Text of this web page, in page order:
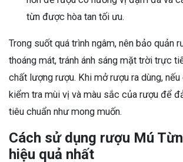
từn được hòa tan tối ưu.
Trong suốt quá trình ngâm, nên bảo quản
thoáng mát, tránh ánh sáng mặt trời trực
chất lượng rượu. Khi mở rượu ra dùng, nếu
kiểm tra mùi vị và màu sắc của rượu để
tiêu chuẩn như mong muốn.
Cách sử dụng rượu Mú
hiệu quả nhất